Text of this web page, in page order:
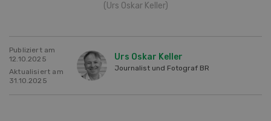
(Urs Oskar Keller)
Publiziert am
12.10.2025
Aktualisiert am
31.10.2025
Urs Oskar Keller
Journalist und Fotograf BR